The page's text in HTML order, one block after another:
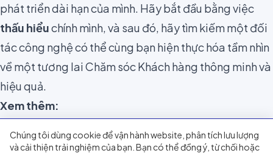
phát triển dài hạn của mình. Hãy bắt đầu bằng việc
thấu hiểuchính mình, và sau đó, hãy tìm kiếm một đối
tác công nghệ có thể cùng bạn hiện thực hóa tầm nhìn
về một tương lai Chăm sóc Khách hàng thông minh và
hiệu quả.
Xem thêm:
phức tạp cho doanh nghiệp
Chúng tôi dùng cookie để vận hành website, phân tích lưu lượng
và cải thiện trải nghiệm của bạn. Bạn có thể đồng ý, từ chối hoặc